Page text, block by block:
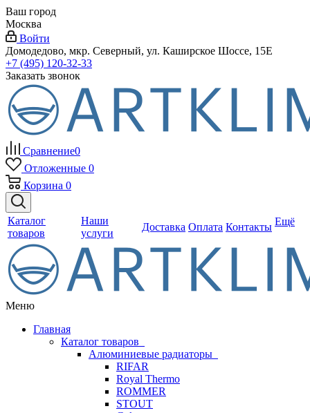
Ваш город
Москва
Войти
Домодедово, мкр. Северный, ул. Каширское Шоссе, 15Е
+7 (495) 120-32-33
Заказать звонок
Сравнение0
Отложенные 0
Корзина 0
Каталог
товаров
Наши
услуги
Доставка Оплата Контакты Ещё
Меню
Главная
Каталог товаров
Алюминиевые радиаторы
RIFAR
Royal Thermo
ROMMER
STOUT